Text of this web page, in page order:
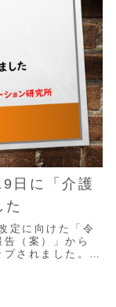
日に「介護
た
定に向けた「令
（案）」から
プされました。◆